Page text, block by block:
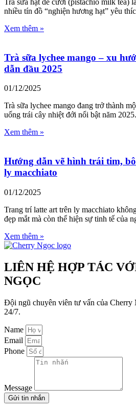
Trà sữa hạt dẻ cười (pistachio milk tea)
nhiều tín đồ “nghiện hương hạt” yêu
Xem thêm »
Trà sữa lychee mango – xu
dẫn đầu 2025
01/12/2025
Trà sữa lychee mango đang trở thành
uống trái cây nhiệt đới nổi bật năm
Xem thêm »
Hướng dẫn vẽ hình trái tim,
ly macchiato
01/12/2025
Trang trí latte art trên ly macchiato
đẹp mắt mà còn thể hiện sự tinh tế của
Xem thêm »
LIÊN HỆ HỢP TÁC
NGỌC
Đội ngũ chuyên viên tư vấn của Cherry
24/7.
Name
Email
Phone
Message
Gửi tin nhắn